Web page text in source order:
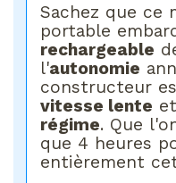
Sachez que ce
portable
rechargeable
l'autonomie
constructeur
vitesse lente et
régime. Que
que 4 heures
entièrement